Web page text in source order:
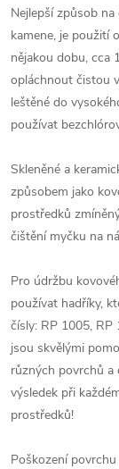
Nejlepší způsob
kamene, je použití
nějakou dobu, cca
opláchnout čistou
leštěné do
používat
Skleněné a
způsobem jako
prostředků
čištění myčku na
Pro údržbu
používat hadříky,
čísly: RP 1005, RP
jsou skvělými
různých povrchů a
výsledek při
prostředků!
Poškození